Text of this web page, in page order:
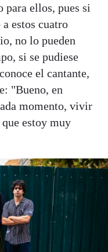
para ellos, pues si
estos cuatro
no lo pueden
si se pudiese
el cantante,
"Bueno, en
momento, vivir
estoy muy